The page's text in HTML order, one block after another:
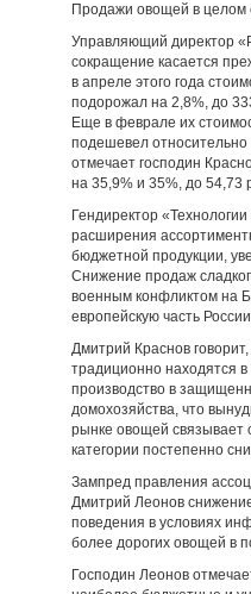
Продажи овощей в целом
Управляющий директор
сокращение касается
в апреле этого года
подорожал на 2,8%, до
Еще в феврале их
подешевел относительно
отмечает господин
на 35,9% и 35%, до 54,73
Гендиректор
расширения
бюджетной продукции,
Снижение продаж
военным конфликтом на
европейскую часть
Дмитрий Краснов
традиционно находятся
производство в
домохозяйства, что
рынке овощей связывает
категории постепенно
Зампред правления
Дмитрий Леонов
поведения в условиях
более дорогих овощей в
Господин Леонов